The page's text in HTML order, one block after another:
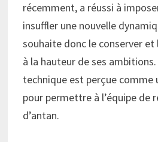
récemment, a réussi à
insuffler une nouvelle
souhaite donc le conserver
à la hauteur de ses
technique est perçue comme
pour permettre à l’équipe de
d’antan.